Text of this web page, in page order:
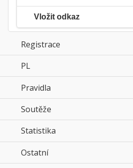
Vložit odkaz
Registrace
PL
Pravidla
Soutěže
Statistika
Ostatníclick to expand contents